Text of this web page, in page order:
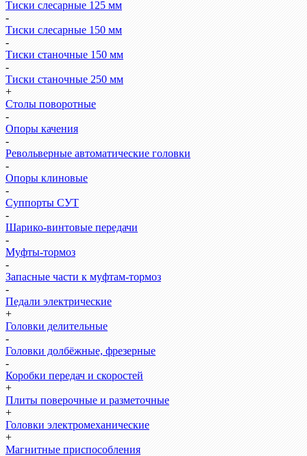
Тиски слесарные 125 мм
-
Тиски слесарные 150 мм
-
Тиски станочные 150 мм
-
Тиски станочные 250 мм
+
Столы поворотные
-
Опоры качения
-
Револьверные автоматические головки
-
Опоры клиновые
-
Суппорты СУТ
-
Шарико-винтовые передачи
-
Муфты-тормоз
-
Запасные части к муфтам-тормоз
-
Педали электрические
+
Головки делительные
-
Головки долбёжные, фрезерные
-
Коробки передач и скоростей
+
Плиты поверочные и разметочные
+
Головки электромеханические
+
Магнитные приспособления